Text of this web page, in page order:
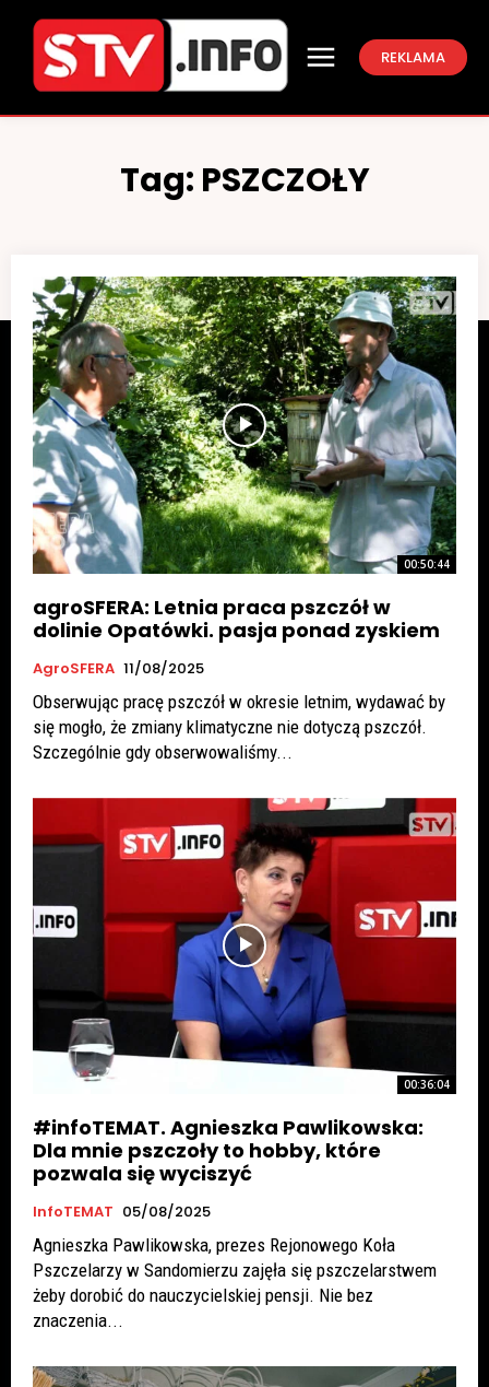
REKLAMA
Tag: PSZCZOŁY
00:50:44
agroSFERA: Letnia praca pszczół w
dolinie Opatówki. pasja ponad zyskiem
AgroSFERA 11/08/2025
Obserwując pracę pszczół w okresie letnim, wydawać by
się mogło, że zmiany klimatyczne nie dotyczą pszczół.
Szczególnie gdy obserwowaliśmy...
00:36:04
#infoTEMAT. Agnieszka Pawlikowska:
Dla mnie pszczoły to hobby, które
pozwala się wyciszyć
InfoTEMAT 05/08/2025
Agnieszka Pawlikowska, prezes Rejonowego Koła
Pszczelarzy w Sandomierzu zajęła się pszczelarstwem
żeby dorobić do nauczycielskiej pensji. Nie bez
znaczenia...